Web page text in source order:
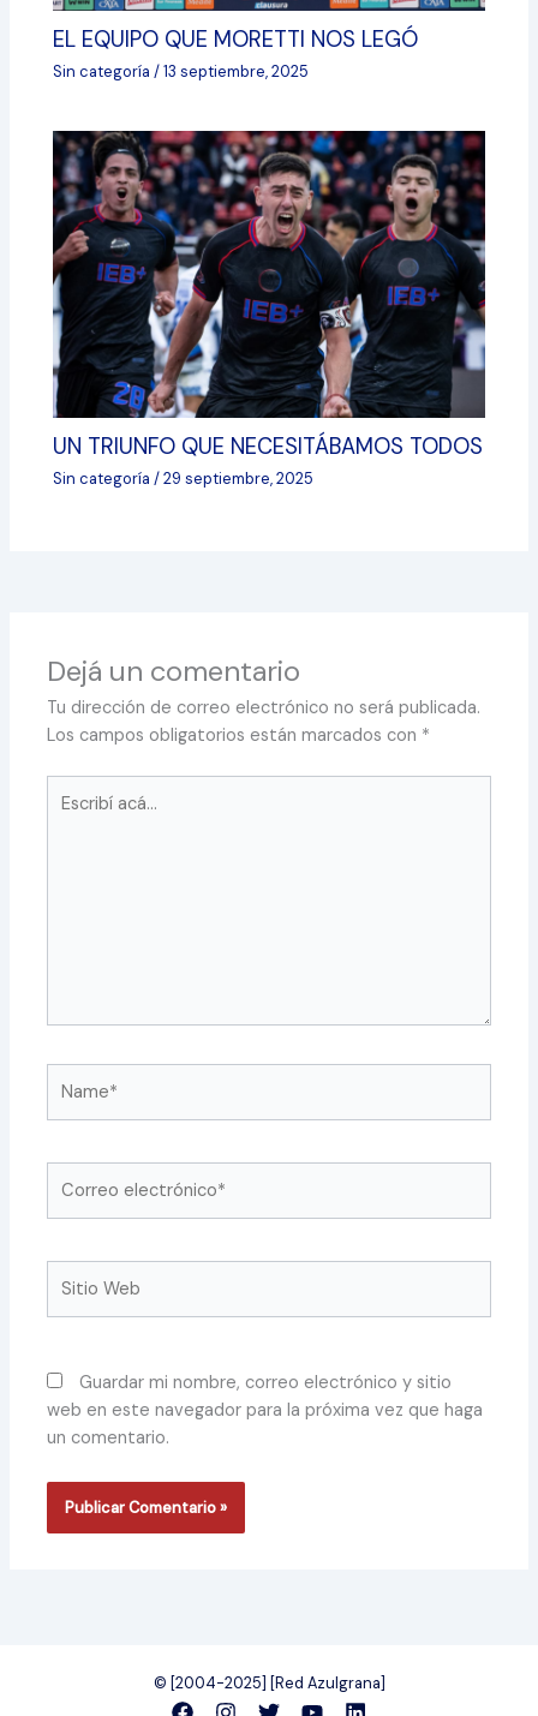
EL EQUIPO QUE MORETTI NOS LEGÓ
Sin categoría /13 septiembre, 2025
UN TRIUNFO QUE NECESITÁBAMOS TODOS
Sin categoría /29 septiembre, 2025
Dejá un comentario
Tu dirección de correo electrónico no será publicada.
Los campos obligatorios están marcados con *
acá...
electrónico*
Web
Guardar mi nombre, correo electrónico y sitio
web en este navegador para la próxima vez que haga
un comentario.
© [2004-2025] [Red Azulgrana]